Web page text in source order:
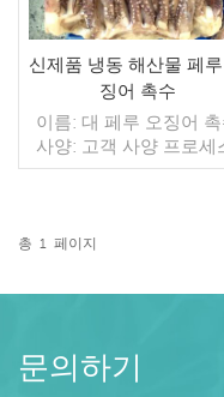
신제품 냉동 해산물 페
징어 촉수
이름: 대 페루 오징어
사양: 고객 사양 프로세
컷 유약: BQF 40%(맞춤
매/수출 min. 주문: 20피
너 지불: 보자마자 TT /
원산지: 중국 브랜드: 푸
행
총 1 페이지
문의하기